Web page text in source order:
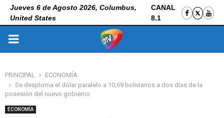
Jueves 6 de Agosto 2026, Columbus,
United States
CANAL
8.1
PRIMARY
PRINCIPAL
ECONOMÍA
Se desploma el dólar paralelo a 10,69 bolivianos a dos días de la
posesión del nuevo gobierno
ECONOMÍA